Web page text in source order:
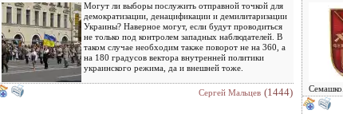
Могут ли выборы послужить отправной точкой для
демократизации, денацификации и демилитаризации
Украины? Наверное могут, если будут проводиться
не только под контролем западных наблюдателей. В
таком случае необходим также поворот не на 360, а
на 180 градусов вектора внутренней политики
украинского режима, да и внешней тоже.
Сергей Мальцев (1444)
Семашко.